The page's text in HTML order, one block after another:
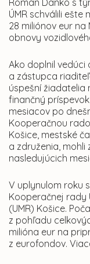
Roman Danko s
ÚMR schválili ešte
28 miliónov eur na
obnovy
Ako doplnil
a zástupca
úspešní
finančný
mesiacov po
Kooperačnou
Košice, mestské
a združenia,
nasledujúcich
V uplynulom roku
Kooperačnej rady
(UMR) Košice.
z pohľadu
milióna eur na
z eurofondov.